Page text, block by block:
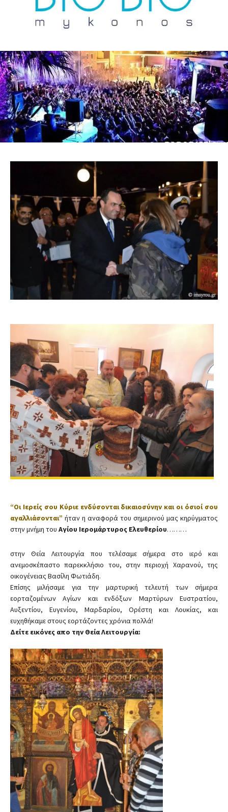
“Οι Ιερείς σου Κύριε ενδύσονται δικαιοσύνην και οι όσιοί σου
αγαλλιάσονται” ήταν η αναφορά του σημερινού μας κηρύγματος
στην μνήμη του Αγίου Ιερομάρτυρος Ελευθερίου………
στην Θεία Λειτουργία που τελέσαμε σήμερα στο ιερό και
ανεμοσκέπαστο παρεκκλήσιο του, στην περιοχή Χαρανού, της
οικογένειας Βασίλη Φωτιάδη.
Επίσης μιλήσαμε για την μαρτυρική τελευτή των σήμερα
εορταζομένων Αγίων και ενδόξων Μαρτύρων Ευστρατίου,
Αυξεντίου, Ευγενίου, Μαρδαρίου, Ορέστη και Λουκίας, και
ευχηθήκαμε στους εορτάζοντες χρόνια πολλά!
Δείτε εικόνες απο την Θεία Λειτουργία: